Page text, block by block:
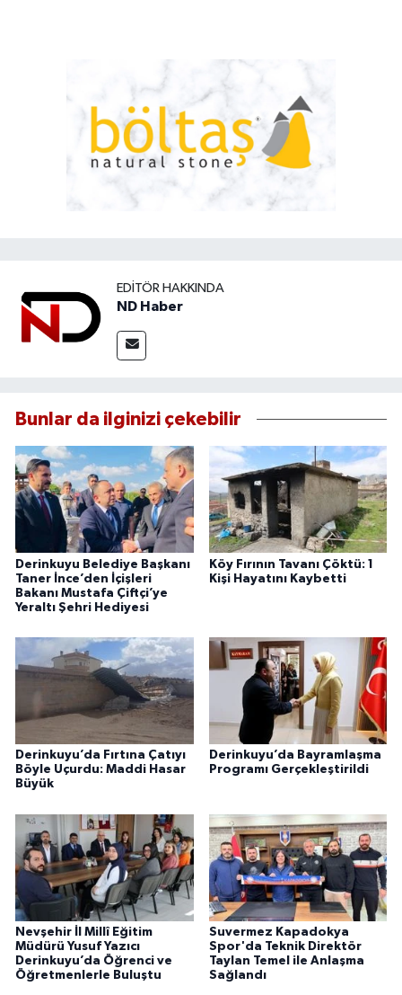
EDITÖR HAKKINDA
ND Haber
Bunlar da ilginizi çekebilir
Derinkuyu Belediye Başkanı
Taner İnce’den İçişleri
Bakanı Mustafa Çiftçi’ye
Yeraltı Şehri Hediyesi
Köy Fırının Tavanı Çöktü: 1
Kişi Hayatını Kaybetti
Derinkuyu’da Fırtına Çatıyı
Böyle Uçurdu: Maddi Hasar
Büyük
Derinkuyu’da Bayramlaşma
Programı Gerçekleştirildi
Nevşehir İl Millî Eğitim
Müdürü Yusuf Yazıcı
Derinkuyu’da Öğrenci ve
Öğretmenlerle Buluştu
Suvermez Kapadokya
Spor'da Teknik Direktör
Taylan Temel ile Anlaşma
Sağlandı